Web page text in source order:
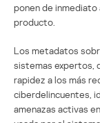
ponen de
producto.
Los metadatos
sistemas expertos,
rapidez a los más
ciberdelincuentes,
amenazas activas